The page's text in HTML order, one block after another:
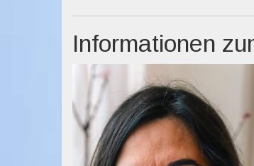
Informationen